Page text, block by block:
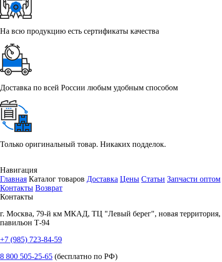
На всю продукцию есть сертификаты качества
Доставка по всей России любым удобным способом
Только оригинальный товар. Никаких подделок.
Навигация
Главная Каталог товаров Доставка Цены Статьи Запчасти оптом
Контакты Возврат
Контакты
г. Москва, 79-й км МКАД, ТЦ "Левый берег", новая территория,
павильон Т-94
+7 (985) 723-84-59
8 800 505-25-65 (бесплатно по РФ)